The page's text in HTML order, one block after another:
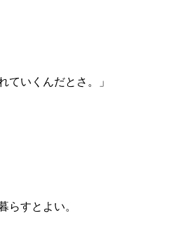
ていくんだとさ。」
らすとよい。